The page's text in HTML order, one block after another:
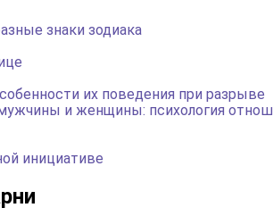
знаки зодиака
их поведения при разрыве
и женщины: психология
инициативе